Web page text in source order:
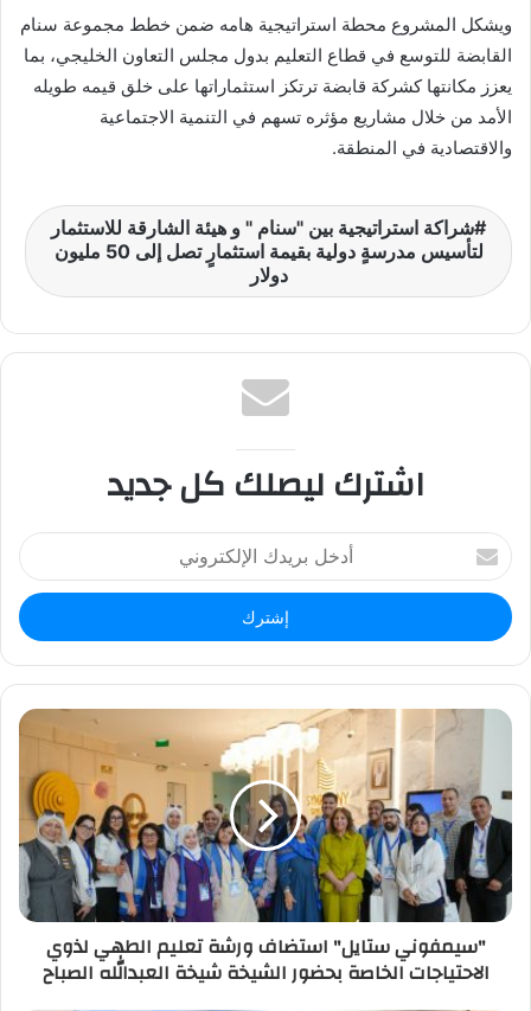
ويشكل المشروع محطة استراتيجية هامه ضمن خطط مجموعة سنام
القابضة للتوسع في قطاع التعليم بدول مجلس التعاون الخليجي، بما
يعزز مكانتها كشركة قابضة ترتكز استثماراتها على خلق قيمه طويله
الأمد من خلال مشاريع مؤثره تسهم في التنمية الاجتماعية
والاقتصادية في المنطقة.
شراكة استراتيجية بين "سنام " و هيئة الشارقة للاستثمار
لتأسيس مدرسةٍ دولية بقيمة استثمارٍ تصل إلى 50 مليون
دولار
اشترك ليصلك كل جديد
أ
د
خ
ل
ر
د
ل
إ
ت
ر
"سيمفوني ستايل" استضاف ورشة تعليم الطهي لذوي
الاحتياجات الخاصة بحضور الشيخة شيخة العبدالله الصباح